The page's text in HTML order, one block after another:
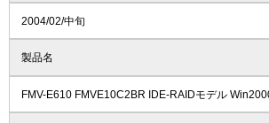
2004/02/中旬
製品名
FMV-E610 FMVE10C2BR IDE-RAIDモデル